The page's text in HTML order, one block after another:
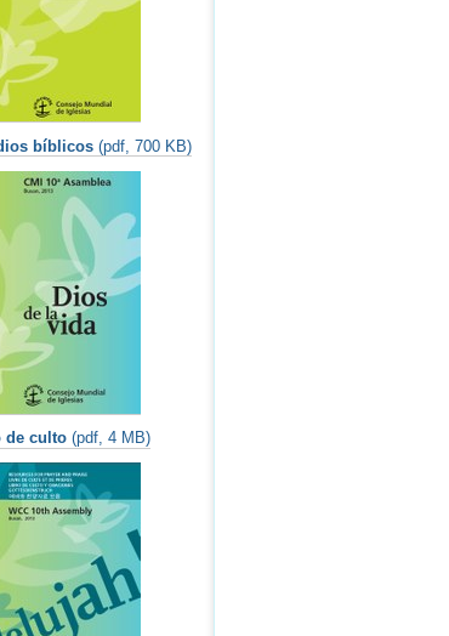
bíblicos(pdf, 700 KB)
de culto(pdf, 4 MB)